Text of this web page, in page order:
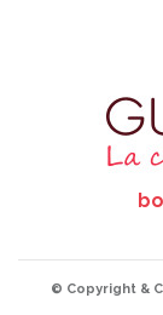
© Copyright &